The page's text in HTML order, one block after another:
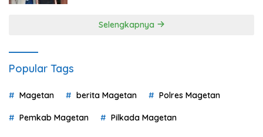
Selengkapnya
Popular Tags
Magetan berita Magetan Polres Magetan
Pemkab Magetan Pilkada Magetan